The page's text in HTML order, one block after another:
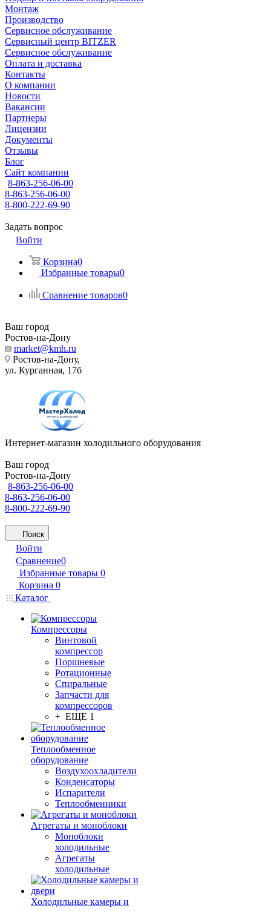
Монтаж
Производство
Сервисное обслуживание
Сервисный центр BITZER
Сервисное обслуживание
Оплата и доставка
Контакты
О компании
Новости
Вакансии
Партнеры
Лицензии
Документы
Отзывы
Блог
Сайт компании
8-863-256-06-00
8-863-256-06-00
8-800-222-69-90
Задать вопрос
Войти
Корзина0
Избранные товары0
Сравнение товаров0
Ваш город
Ростов-на-Дону
market@kmh.ru
Ростов-на-Дону,
ул. Курганная, 17б
Интернет-магазин холодильного оборудования
Ваш город
Ростов-на-Дону
8-863-256-06-00
8-863-256-06-00
8-800-222-69-90
Поиск
Войти
Сравнение0
Избранные товары 0
Корзина 0
Каталог
Компрессоры
Винтовой
компрессор
Поршневые
Ротационные
Спиральные
Запчасти для
компрессоров
+ ЕЩЕ 1
Теплообменное
оборудование
Воздухоохладители
Конденсаторы
Испарители
Теплообменники
Агрегаты и моноблоки
Моноблоки
холодильные
Агрегаты
холодильные
Холодильные камеры и